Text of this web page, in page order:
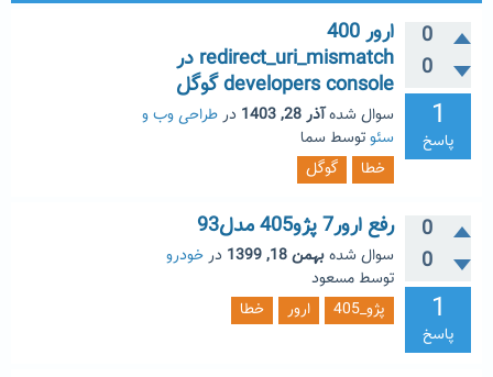
0
0
1
پاسخ
ارور 400
redirect_uri_mismatch در
developers console گوگل
سوال شدهآذر 28, 1403 درطراحی وب و
سئوتوسط سما
خطا
گوگل
0
0
1
پاسخ
رفع ارور7 پژو405 مدل93
سوال شدهبهمن 18, 1399 درخودرو
توسط مسعود
پژو_405
ارور خطا